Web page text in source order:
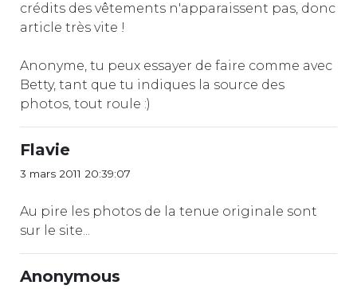
crédits des vêtements n'apparaissent pas, donc
article très vite !
Anonyme, tu peux essayer de faire comme avec
Betty, tant que tu indiques la source des
photos, tout roule :)
Flavie
3 mars 2011 20:39:07
Au pire les photos de la tenue originale sont
sur le site...
Anonymous